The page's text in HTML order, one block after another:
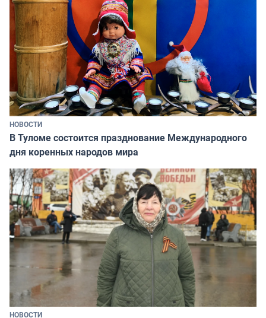
НОВОСТИ
В Туломе состоится празднование Международного
дня коренных народов мира
НОВОСТИ